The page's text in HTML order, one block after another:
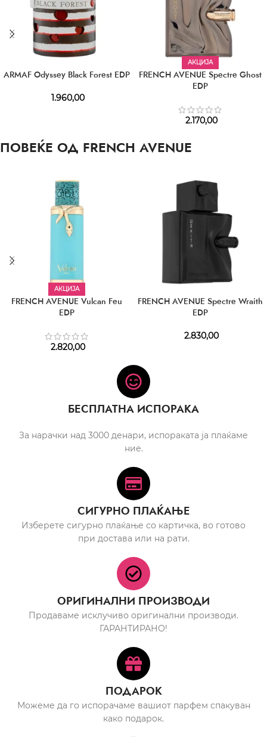
ARMAF Odyssey Black Forest EDP
1.960,00
АКЦИЈА
FRENCH AVENUE Spectre Ghost
EDP
2.170,00
ПОВЕЌЕ ОД FRENCH AVENUE
АКЦИЈА
FRENCH AVENUE Vulcan Feu
EDP
2.820,00
FRENCH AVENUE Spectre Wraith
EDP
2.830,00
БЕСПЛАТНА ИСПОРАКА
За нарачки над 3000 денари, испораката ја плаќаме
ние.
СИГУРНО ПЛАЌАЊЕ
Изберете сигурно плаќање со картичка, во готово
при достава или на рати.
ОРИГИНАЛНИ ПРОИЗВОДИ
Продаваме исклучиво оригинални производи.
ГАРАНТИРАНО!
ПОДАРОК
Можеме да го испорачаме вашиот парфем спакуван
како подарок.